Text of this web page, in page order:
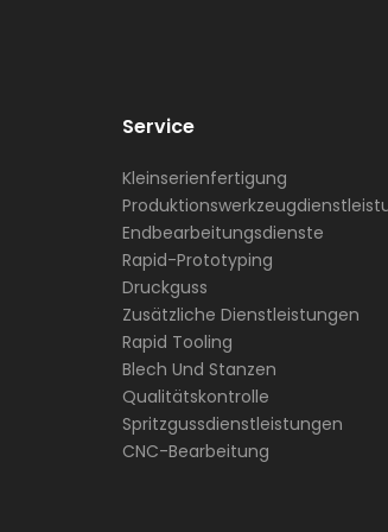
Service
Kleinserienfertigung
Endbearbeitungsdienste
Rapid-Prototyping
Druckguss
Zusätzliche Dienstleistungen
Rapid Tooling
Blech Und Stanzen
Qualitätskontrolle
Spritzgussdienstleistungen
CNC-Bearbeitung